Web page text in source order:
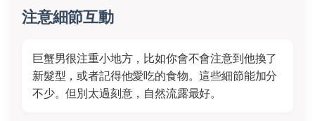
注意細節互動
巨蟹男很注重小地方，比如你會不會注意到他換了
新髮型，或者記得他愛吃的食物。這些細節能加分
不少。但別太過刻意，自然流露最好。